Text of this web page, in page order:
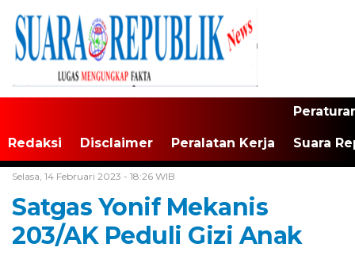
Redaksi Disclaimer Peralatan Kerja Suara
Selasa, 14 Februari 2023 - 18:26 WIB
Satgas Yonif Mekanis
203/AK Peduli Gizi Anak